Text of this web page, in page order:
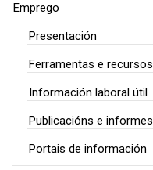
Emprego
Presentación
Ferramentas e recursos
Información laboral útil
Publicacións e informes
Portais de información